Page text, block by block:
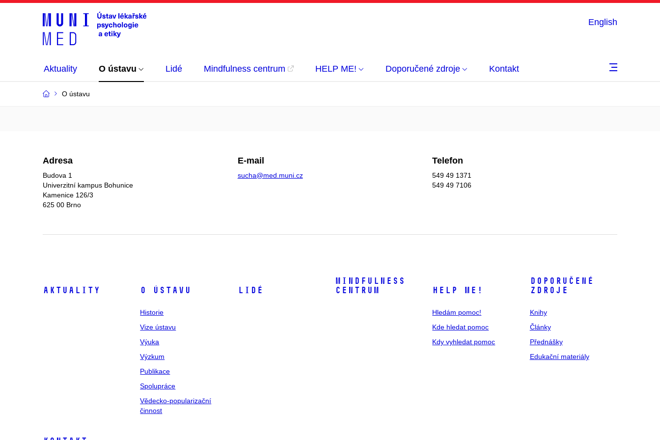
English
Aktuality O ústavu Lidé Mindfulness centrum HELP ME! Doporučené zdroje Kontakt
O ústavu
Adresa
Budova 1
Univerzitní kampus Bohunice
Kamenice 126/3
625 00 Brno
E-mail
sucha@med.muni.cz
Telefon
549 49 1371
549 49 7106
Aktuality O ústavu
Historie
Vize ústavu
Výuka
Výzkum
Publikace
Spolupráce
Vědecko-popularizační
činnost
Lidé
Mindfulness
centrum
HELP ME!
Hledám pomoc!
Kde hledat pomoc
Kdy vyhledat pomoc
Doporučené
zdroje
Knihy
Články
Přednášky
Edukační materiály